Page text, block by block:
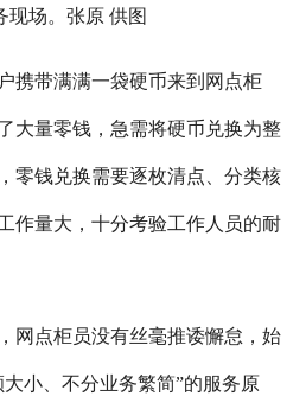
现场。张原 供图
携带满满一袋硬币来到网点柜
大量零钱，急需将硬币兑换为整
零钱兑换需要逐枚清点、分类核
作量大，十分考验工作人员的耐
网点柜员没有丝毫推诿懈怠，始
小、不分业务繁简”的服务原